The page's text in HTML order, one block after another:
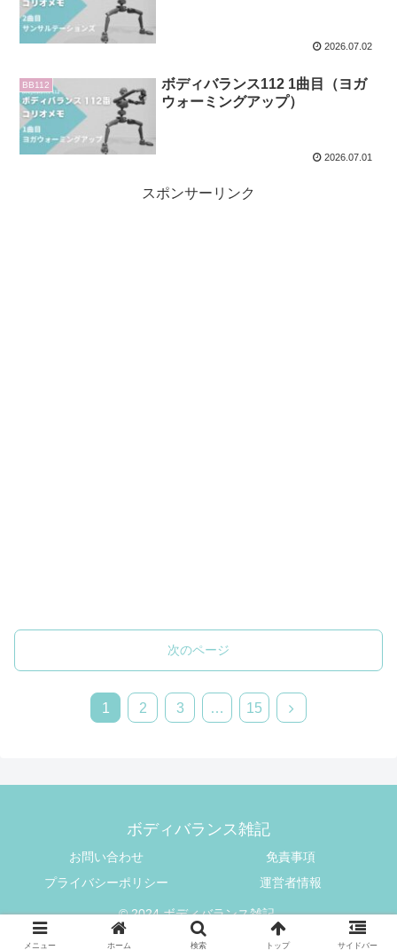
2026.07.02
BB112
ボディバランス112 1曲目（ヨガ
ウォーミングアップ）
2026.07.01
スポンサーリンク
次のページ
1 2 3 … 15
ボディバランス雑記
お問い合わせ
免責事項
プライバシーポリシー
運営者情報
© 2024 ボディバランス雑記.
メニュー ホーム 検索 トップ サイドバー